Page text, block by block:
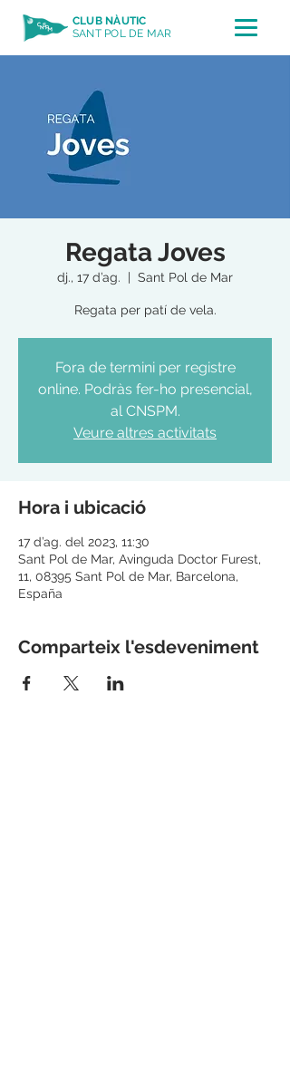
CLUB NÀUTIC
SANT POL DE MAR
Regata Joves
dj., 17 d’ag.
  |
Sant Pol de Mar
Regata per patí de vela.
Fora de termini per registre
online. Podràs fer-ho presencial,
al CNSPM.
Veure altres activitats
Hora i ubicació
17 d’ag. del 2023, 11:30
Sant Pol de Mar, Avinguda Doctor Furest,
11, 08395 Sant Pol de Mar, Barcelona,
España
Comparteix l'esdeveniment